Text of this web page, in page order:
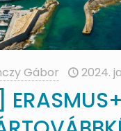
Gábor 2024.
ERASMUS+